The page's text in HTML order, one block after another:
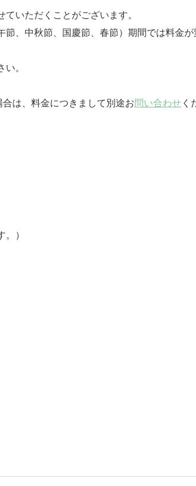
いただくことがございます。
、中秋節、国慶節、春節）期間では料金
い。
は、料金につきまして別途お問い合わせ く
）